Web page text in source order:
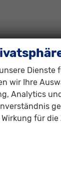
Dienste
wir Ihre
Analytics
für